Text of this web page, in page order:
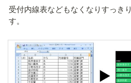
受付内線表などもなくなりすっき
す。